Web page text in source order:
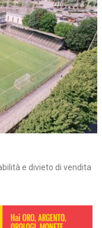
e divieto di vendita